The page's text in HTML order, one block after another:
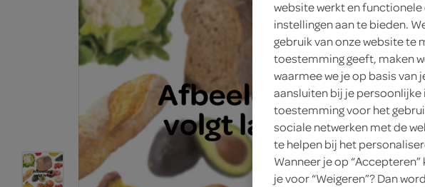
1
website werkt en
instellingen aan te bieden.
gebruik van onze website te
toestemming geeft, maken
waarmee we je op basis
aansluiten bij je persoonlijke
toestemming voor het
sociale netwerken met de
te helpen bij het
Wanneer je op
je voor “Weigeren”? Dan